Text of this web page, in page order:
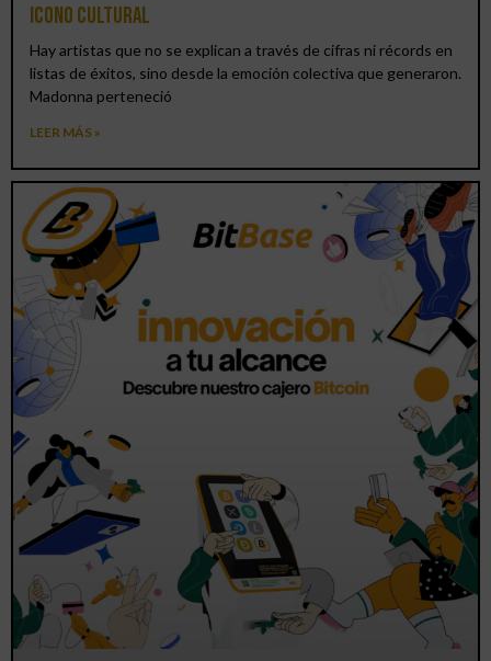
icono cultural
Hay artistas que no se explican a través de cifras ni récords en
listas de éxitos, sino desde la emoción colectiva que generaron.
Madonna perteneció
LEER MÁS »